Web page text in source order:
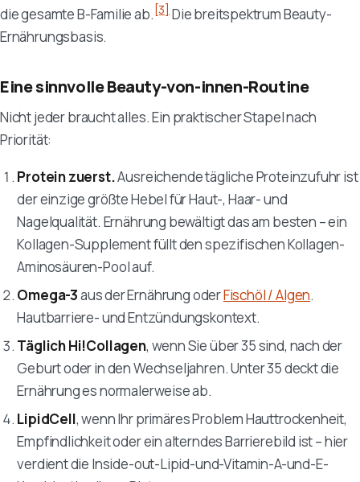
die gesamte B-Familie ab.[3] Die breitspektrum Beauty-
Ernährungsbasis.
Eine sinnvolle Beauty-von-innen-Routine
Nicht jeder braucht alles. Ein praktischer Stapel nach
Priorität:
Protein zuerst.Ausreichende tägliche Proteinzufuhr ist
der einzige größte Hebel für Haut-, Haar- und
Nagelqualität. Ernährung bewältigt das am besten – ein
Kollagen-Supplement füllt den spezifischen Kollagen-
Aminosäuren-Pool auf.
Omega-3aus der Ernährung oderFischöl / Algen.
Hautbarriere- und Entzündungskontext.
Täglich Hi!Collagen, wenn Sie über 35 sind, nach der
Geburt oder in den Wechseljahren. Unter 35 deckt die
Ernährung es normalerweise ab.
LipidCell, wenn Ihr primäres Problem Hauttrockenheit,
Empfindlichkeit oder ein alterndes Barrierebild ist – hier
verdient die Inside-out-Lipid-und-Vitamin-A-und-E-